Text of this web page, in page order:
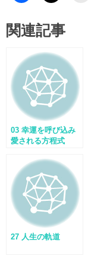
関連記事
03 幸運を呼び込み
愛される方程式
27 人生の軌道